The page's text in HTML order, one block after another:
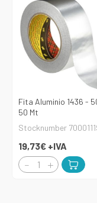
Fita Aluminio 1436 -
50 Mt
Stocknumber
19,73€ +IVA